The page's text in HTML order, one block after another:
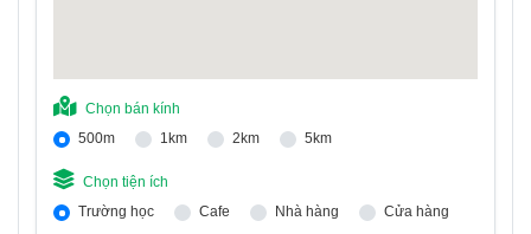
Chọn bán kính
500m
1km 2km 5km
Chọn tiện ích
Trường học
Cafe Nhà hàng
Cửa hàng